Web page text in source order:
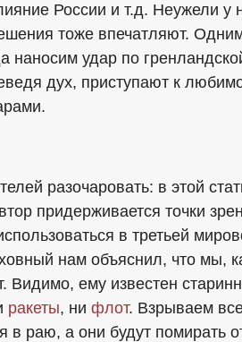
России и т.д. Неужели
тоже впечатляют.
наносим удар по
дух, приступают к
разочаровать: в этой
придерживается точки
в третьей
нам объяснил, что мы,
Видимо, ему известен
ракеты, ни флот. Взрываем
в раю, а они будут помирать